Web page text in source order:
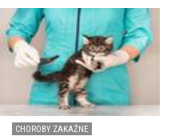
CHOROBY ZAKAŹNE